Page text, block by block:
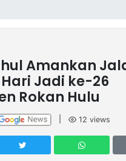
Amankan
Jadi ke-26
Rokan Hulu
12 views